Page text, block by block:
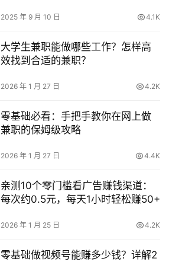
2025 年 9 月 10 日 4.1K
大学生兼职能做哪些工作？怎样高
效找到合适的兼职？
2026 年 1 月 27 日 4.2K
零基础必看：手把手教你在网上做
兼职的保姆级攻略
2026 年 1 月 27 日 4.4K
亲测10个零门槛看广告赚钱渠道：
每次约0.5元，每天1小时轻松赚50+
2026 年 1 月 25 日 4.2K
零基础做视频号能赚多少钱？详解2